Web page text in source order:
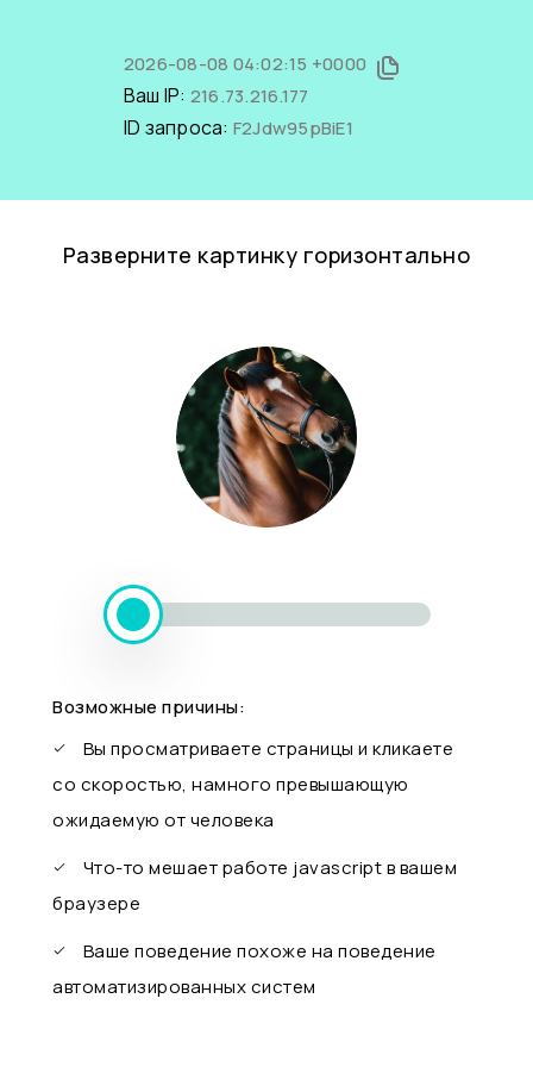
2026-08-08 04:02:15 +0000
Ваш IP: 216.73.216.177
ID запроса: F2Jdw95pBiE1
Разверните картинку горизонтально
Возможные причины:
Вы просматриваете страницы и кликаете
со скоростью, намного превышающую
ожидаемую от человека
Что-то мешает работе javascript в вашем
браузере
Ваше поведение похоже на поведение
автоматизированных систем